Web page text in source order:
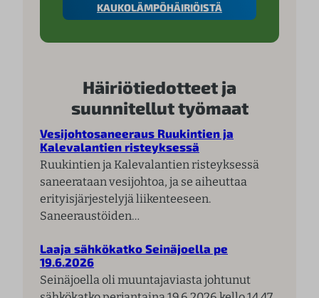
KAUKOLÄMPÖHÄIRIÖISTÄ
Häiriötiedotteet ja
suunnitellut työmaat
Vesijohtosaneeraus Ruukintien ja
Kalevalantien risteyksessä
Ruukintien ja Kalevalantien risteyksessä
saneerataan vesijohtoa, ja se aiheuttaa
erityisjärjestelyjä liikenteeseen.
Saneeraustöiden…
Laaja sähkökatko Seinäjoella pe
19.6.2026
Seinäjoella oli muuntajaviasta johtunut